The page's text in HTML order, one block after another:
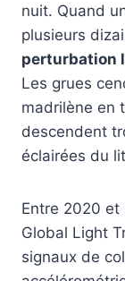
nuit. Quand
plusieurs
perturbation
Les grues
madrilène en
descendent
éclairées du
Entre 2020
Global Light
signaux de